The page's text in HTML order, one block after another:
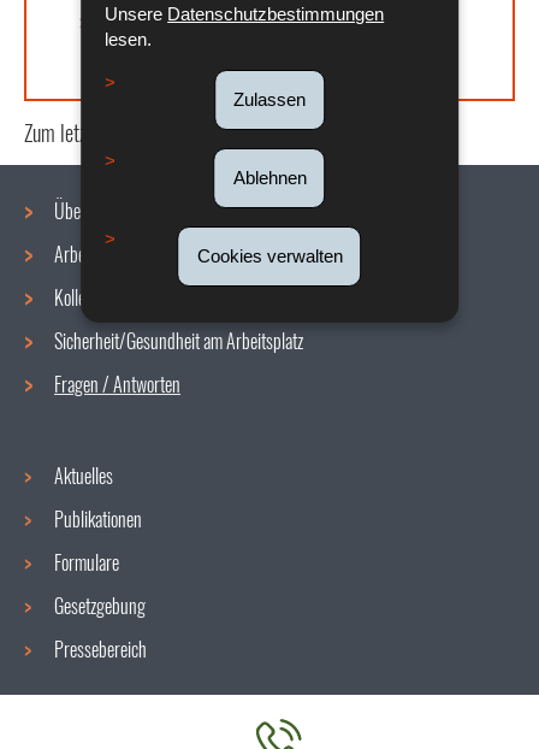
Unsere Datenschutzbestimmungen
lesen.
Zulassen
Ablehnen
Cookies verwalten
Vorlage eines befristeten Arbeitsvertrags
(Pdf - 202 KB)
Zum letzten Mal aktualisiert am07/10/2024
Navigationsmenü
Über uns
Arbeitsbedingungen
Kollektive Vereinbarungen
Sicherheit/Gesundheit am Arbeitsplatz
Fragen / Antworten
Aktuelles
Publikationen
Formulare
Gesetzgebung
Pressebereich